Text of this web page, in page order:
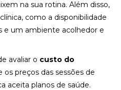
na sua rotina. Além disso,
como a disponibilidade
e um ambiente acolhedor e
avaliar o custo do
os preços das sessões de
aceita planos de saúde.
E TRATAMENTOS